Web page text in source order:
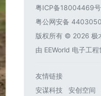
粤ICP备18004469号
粤公网安备
版权所有 © 2026 极
由 EEWorld 电子工程
友情链接
安谋科技
安创空间